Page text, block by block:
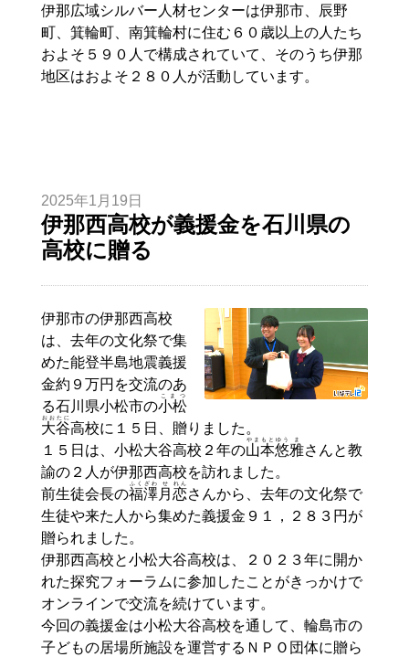
伊那広域シルバー人材センターは伊那市、辰野
町、箕輪町、南箕輪村に住む６０歳以上の人たち
およそ５９０人で構成されていて、そのうち伊那
地区はおよそ２８０人が活動しています。
2025年1月19日
伊那西高校が義援金を石川県の
高校に贈る
伊那市の伊那西高校
は、去年の文化祭で集
めた能登半島地震義援
金約９万円を交流のあ
る石川県小松市の小松
こまつ
大谷
おおたに
高校に１５日、贈りました。
１５日は、小松大谷高校２年の山本
やまもと
悠
ゆう
雅
ま
さんと教
諭の２人が伊那西高校を訪れました。
前生徒会長の福澤
ふくざわ
月
せ
恋
れん
さんから、去年の文化祭で
生徒や来た人から集めた義援金９１，２８３円が
贈られました。
伊那西高校と小松大谷高校は、２０２３年に開か
れた探究フォーラムに参加したことがきっかけで
オンラインで交流を続けています。
今回の義援金は小松大谷高校を通して、輪島市の
子どもの居場所施設を運営するＮＰＯ団体に贈ら